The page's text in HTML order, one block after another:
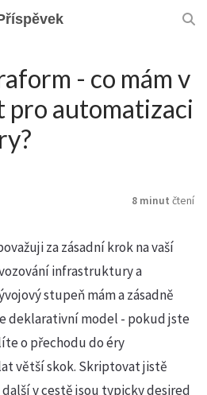
- co mám v
pro automatizaci
8 minut čtení
za zásadní krok na vaší
infrastruktury a
stupeň mám a zásadně
deklarativní model - pokud jste
o přechodu do éry
větší skok. Skriptovat jistě
v cestě jsou typicky desired